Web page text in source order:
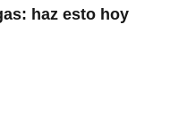
haz esto hoy